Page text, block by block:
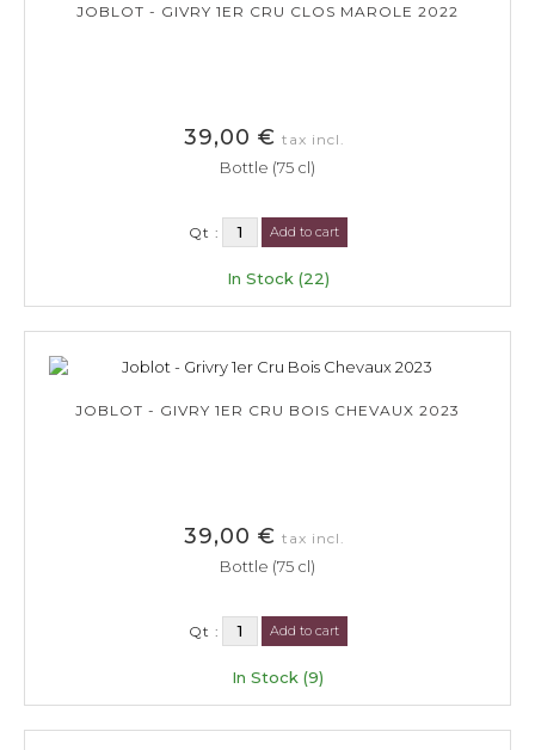
JOBLOT - GIVRY 1ER CRU CLOS MAROLE 2022
39,00 € tax incl.
Bottle (75 cl)
Qt : Add to cart
In Stock (22)
JOBLOT - GIVRY 1ER CRU BOIS CHEVAUX 2023
39,00 € tax incl.
Bottle (75 cl)
Qt : Add to cart
In Stock (9)